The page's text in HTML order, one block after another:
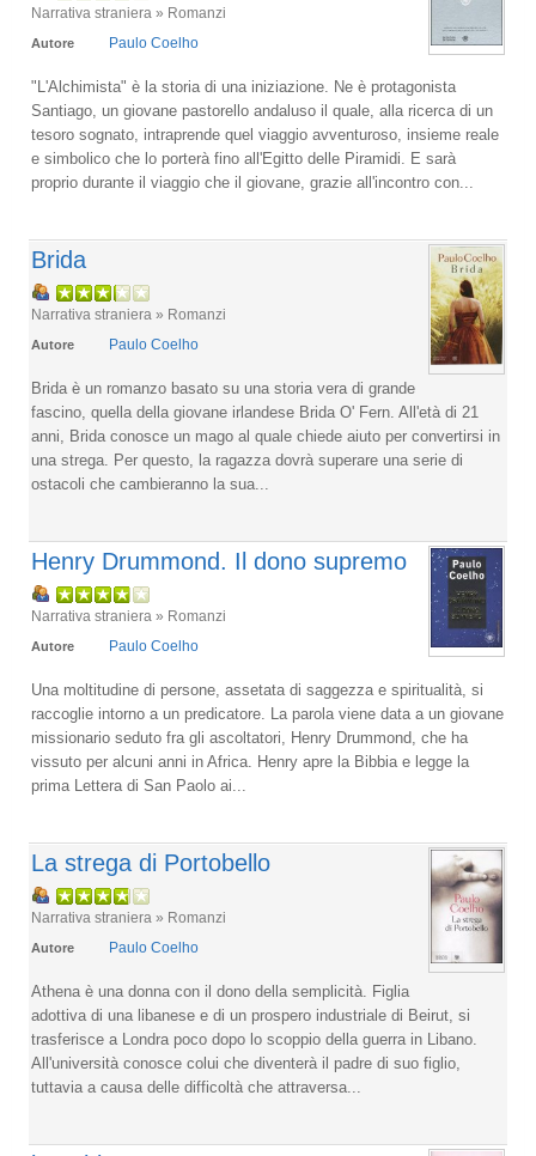
Narrativa straniera » Romanzi
Autore Paulo Coelho
"L'Alchimista" è la storia di una iniziazione. Ne è protagonista
Santiago, un giovane pastorello andaluso il quale, alla ricerca di un
tesoro sognato, intraprende quel viaggio avventuroso, insieme reale
e simbolico che lo porterà fino all'Egitto delle Piramidi. E sarà
proprio durante il viaggio che il giovane, grazie all'incontro con...
Brida
Narrativa straniera » Romanzi
Autore Paulo Coelho
Brida è un romanzo basato su una storia vera di grande
fascino, quella della giovane irlandese Brida O' Fern. All'età di 21
anni, Brida conosce un mago al quale chiede aiuto per convertirsi in
una strega. Per questo, la ragazza dovrà superare una serie di
ostacoli che cambieranno la sua...
Henry Drummond. Il dono supremo
Narrativa straniera » Romanzi
Autore Paulo Coelho
Una moltitudine di persone, assetata di saggezza e spiritualità, si
raccoglie intorno a un predicatore. La parola viene data a un giovane
missionario seduto fra gli ascoltatori, Henry Drummond, che ha
vissuto per alcuni anni in Africa. Henry apre la Bibbia e legge la
prima Lettera di San Paolo ai...
La strega di Portobello
Narrativa straniera » Romanzi
Autore Paulo Coelho
Athena è una donna con il dono della semplicità. Figlia
adottiva di una libanese e di un prospero industriale di Beirut, si
trasferisce a Londra poco dopo lo scoppio della guerra in Libano.
All'università conosce colui che diventerà il padre di suo figlio,
tuttavia a causa delle difficoltà che attraversa...